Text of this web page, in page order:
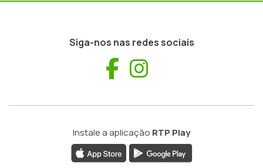
Siga-nos nas redes sociais
Facebook
Instale a aplicação RTP Play